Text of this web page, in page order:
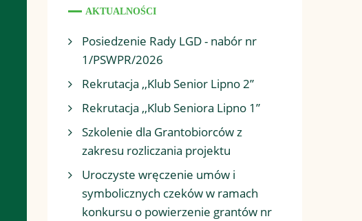
AKTUALNOŚCI
Posiedzenie Rady LGD - nabór nr
1/PSWPR/2026
Rekrutacja ,,Klub Senior Lipno 2”
Rekrutacja ,,Klub Seniora Lipno 1”
Szkolenie dla Grantobiorców z
zakresu rozliczania projektu
Uroczyste wręczenie umów i
symbolicznych czeków w ramach
konkursu o powierzenie grantów nr